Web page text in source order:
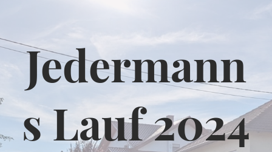
Jedermann
s Lauf 2024